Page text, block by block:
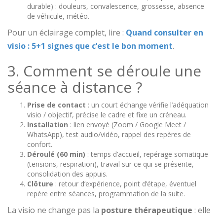
durable) : douleurs, convalescence, grossesse, absence
de véhicule, météo.
Pour un éclairage complet, lire : Quand consulter en
visio : 5+1 signes que c’est le bon moment.
3. Comment se déroule une
séance à distance ?
Prise de contact : un court échange vérifie l’adéquation
visio / objectif, précise le cadre et fixe un créneau.
Installation : lien envoyé (Zoom / Google Meet /
WhatsApp), test audio/vidéo, rappel des repères de
confort.
Déroulé (60 min) : temps d’accueil, repérage somatique
(tensions, respiration), travail sur ce qui se présente,
consolidation des appuis.
Clôture : retour d’expérience, point d’étape, éventuel
repère entre séances, programmation de la suite.
La visio ne change pas la posture thérapeutique : elle